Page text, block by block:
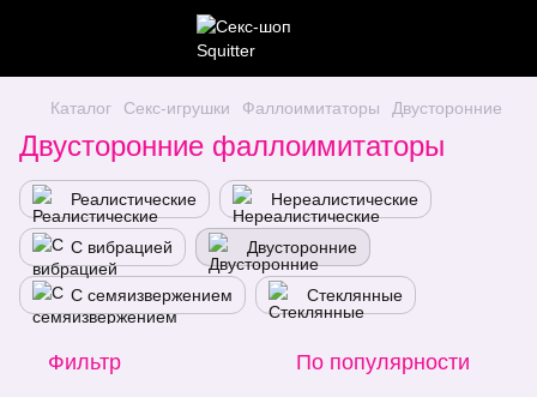
Каталог Секс-игрушки Фаллоимитаторы Двусторонние
Двусторонние фаллоимитаторы
Реалистические Нереалистические
С вибрацией Двусторонние
С семяизвержением Стеклянные
Фильтр По популярности